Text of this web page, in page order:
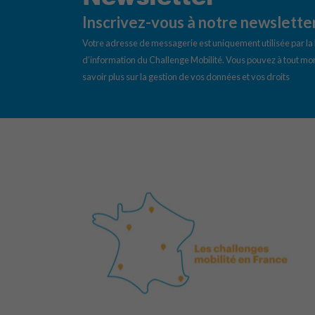
Inscrivez-vous à notre
Votre adresse de messagerie est uniquement utilisée par
d’information du Challenge Mobilité. Vous pouvez à tout
savoir plus sur la gestion de vos données et vos droits